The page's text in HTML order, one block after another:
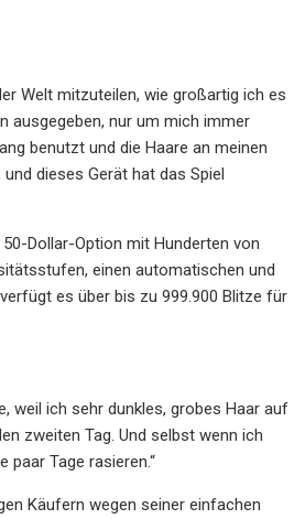
Welt mitzuteilen, wie großartig ich es
ausgegeben, nur um mich immer
benutzt und die Haare an meinen
dieses Gerät hat das Spiel
Dollar-Option mit Hunderten von
einen automatischen und
es über bis zu 999.900 Blitze für
weil ich sehr dunkles, grobes Haar auf
zweiten Tag. Und selbst wenn ich
paar Tage rasieren.“
Käufern wegen seiner einfachen